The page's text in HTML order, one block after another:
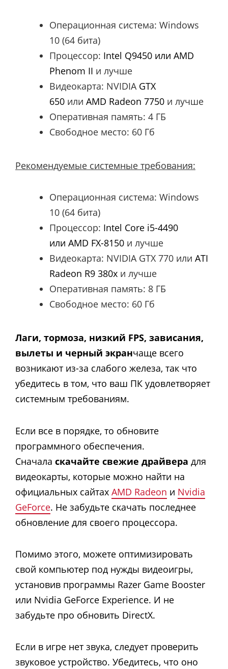
Операционная система: Windows
10 (64 бита)
Процессор: Intel Q9450 или AMD
Phenom II и лучше
Видеокарта: NVIDIA GTX
650 или AMD Radeon 7750 и лучше
Оперативная память: 4 ГБ
Свободное место: 60 Гб
Рекомендуемые системные требования:
Операционная система: Windows
10 (64 бита)
Процессор: Intel Core i5-4490
или AMD FX-8150 и лучше
Видеокарта: NVIDIA GTX 770 или ATI
Radeon R9 380x и лучше
Оперативная память: 8 ГБ
Свободное место: 60 Гб
Лаги, тормоза, низкий FPS, зависания,
вылеты и черный экранчаще всего
возникают из-за слабого железа, так что
убедитесь в том, что ваш ПК удовлетворяет
системным требованиям.
Если все в порядке, то обновите
программного обеспечения.
Сначала скачайте свежие драйвера для
видеокарты, которые можно найти на
официальных сайтах AMD Radeon и Nvidia
GeForce. Не забудьте скачать последнее
обновление для своего процессора.
Помимо этого, можете оптимизировать
свой компьютер под нужды видеоигры,
установив программы Razer Game Booster
или Nvidia GeForce Experience. И не
забудьте про обновить DirectX.
Если в игре нет звука, следует проверить
звуковое устройство. Убедитесь, что оно